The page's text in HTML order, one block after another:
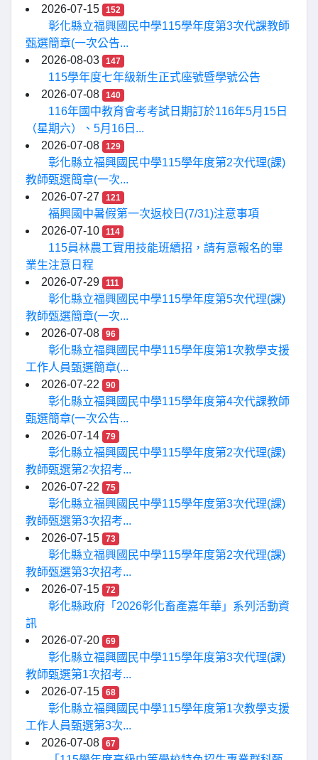
2026-07-15
152
彰化縣立福興國民中學115學年度第3次代課教師
甄選簡章(一次公告...
2026-08-03
147
115學年度七年級新生正式座號暨學號公告
2026-07-08
140
116年國中教育會考考試日期訂於116年5月15日
（星期六）、5月16日...
2026-07-08
129
彰化縣立福興國民中學115學年度第2次代理(課)
教師甄選簡章(一次...
2026-07-27
121
福興國中暑假第一次返校日(7/31)注意事項
2026-07-10
114
115員林農工實用技能班續招，請有意報名的畢
業生注意日程
2026-07-29
111
彰化縣立福興國民中學115學年度第5次代理(課)
教師甄選簡章(一次...
2026-07-08
96
彰化縣立福興國民中學115學年度第1次教學支援
工作人員甄選簡章(...
2026-07-22
90
彰化縣立福興國民中學115學年度第4次代課教師
甄選簡章(一次公告...
2026-07-14
79
彰化縣立福興國民中學115學年度第2次代理(課)
教師甄選第2次招考...
2026-07-22
75
彰化縣立福興國民中學115學年度第3次代理(課)
教師甄選第3次招考...
2026-07-15
73
彰化縣立福興國民中學115學年度第2次代理(課)
教師甄選第3次招考...
2026-07-15
72
彰化縣政府「2026彰化畜產嘉年華」系列活動資
訊
2026-07-20
69
彰化縣立福興國民中學115學年度第3次代理(課)
教師甄選第1次招考...
2026-07-15
68
彰化縣立福興國民中學115學年度第1次教學支援
工作人員甄選第3次...
2026-07-08
67